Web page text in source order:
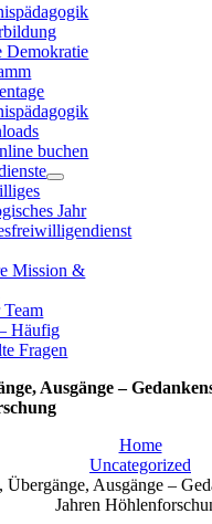
Demokratie
buchen
Jahr
Mission &
Team
Häufig
Fragen
Ausgänge –
Home
Uncategorized
Übergänge, Ausgänge –
Jahren